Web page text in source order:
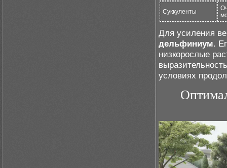
Суккуленты
Для усиления
дельфиниум.
низкорослые
условиях